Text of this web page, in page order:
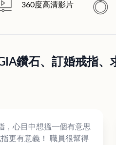
360度高清影片
鑽石、訂婚戒指
，心目中想搵一個有意思
更有意義！ 職員很幫得